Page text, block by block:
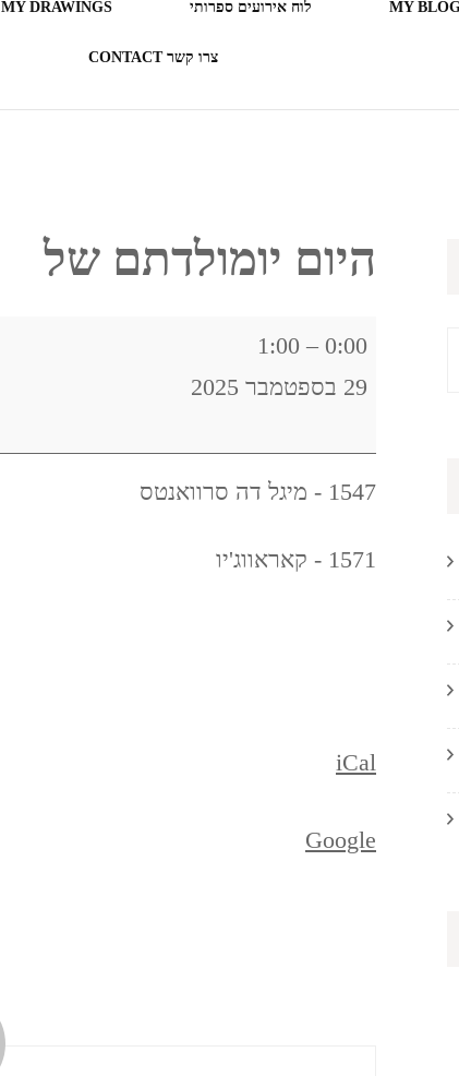
רדיו RADIO
לוח אירועים ספרותי MY DRAWINGS
צרו קשר CONTACT
היום יומולדתם של
היום
יומולדתם
0:00
–
1:00
29 בספטמבר 2025
1547 - מיגל דה סרוואנטס
1571 - קאראווג'יו
iCal
Google